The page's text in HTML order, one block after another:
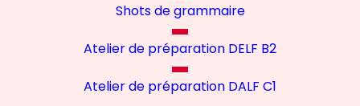
Shots de grammaire
Atelier de préparation DELF B2
Atelier de préparation DALF C1